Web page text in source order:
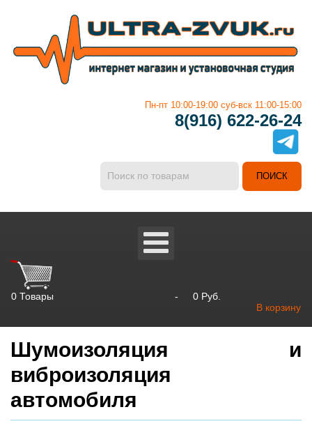
Пн-пт 10:00-19:00 суб-вск 11:00-15:00
8(916) 622-26-24
0 Товары -
0 Руб.
В корзину
Шумоизоляция и
виброизоляция
автомобиля